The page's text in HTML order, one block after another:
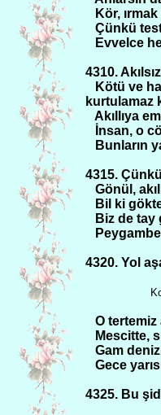
Kör,
Çünkü
Evvelce
4310.
Kötü ve
kurtulamaz
Akıllıya
İnsan, o
Bunların
4315.
Gönül,
Bil ki
Biz de tay
4320. Yol
O
Mescitte,
Gam
Gece
4325. Bu